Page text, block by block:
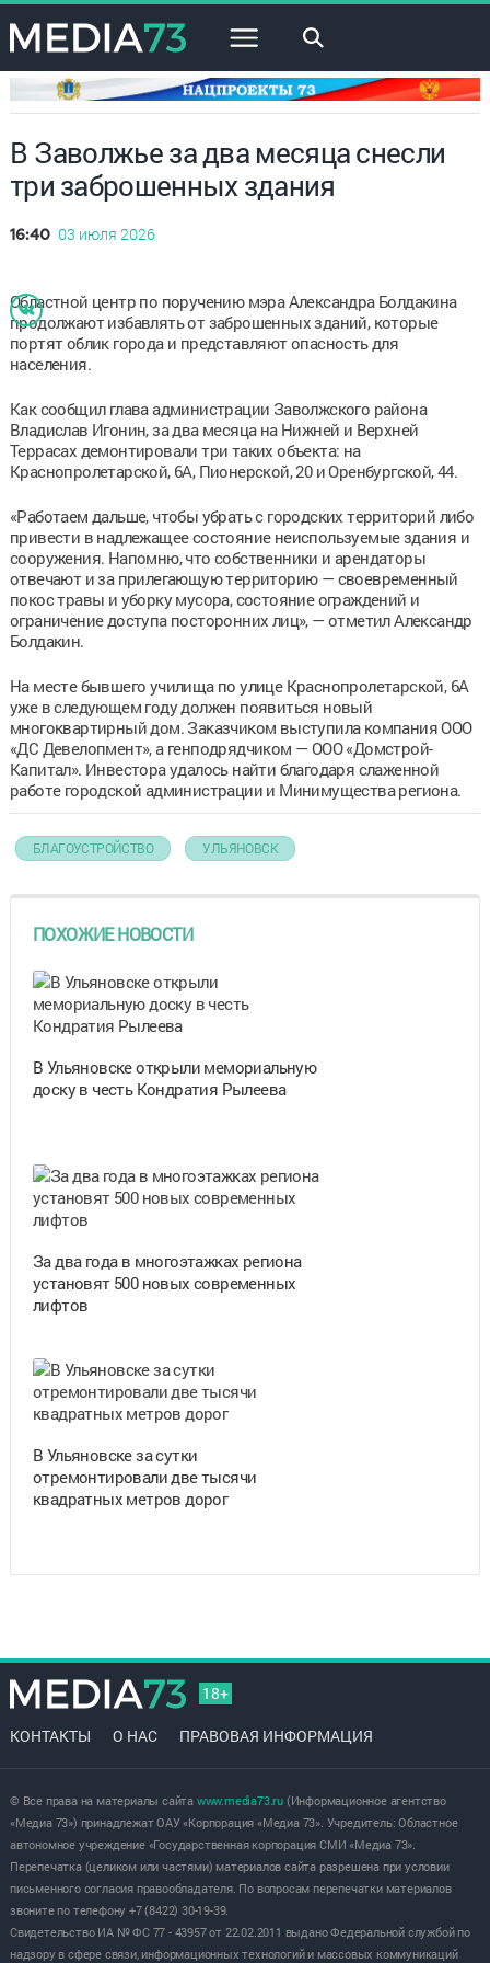
×
В Заволжье за два месяца снесли
три заброшенных здания
16:40 03 июля 2026
Областной центр по поручению мэра Александра Болдакина
продолжают избавлять от заброшенных зданий, которые
портят облик города и представляют опасность для
населения.
Как сообщил глава администрации Заволжского района
Владислав Игонин, за два месяца на Нижней и Верхней
Террасах демонтировали три таких объекта: на
Краснопролетарской, 6А, Пионерской, 20 и Оренбургской, 44.
«Работаем дальше, чтобы убрать с городских территорий либо
привести в надлежащее состояние неиспользуемые здания и
сооружения. Напомню, что собственники и арендаторы
отвечают и за прилегающую территорию — своевременный
покос травы и уборку мусора, состояние ограждений и
ограничение доступа посторонних лиц», — отметил Александр
Болдакин.
На месте бывшего училища по улице Краснопролетарской, 6А
уже в следующем году должен появиться новый
многоквартирный дом. Заказчиком выступила компания ООО
«ДС Девелопмент», а генподрядчиком — ООО «Домстрой-
Капитал». Инвестора удалось найти благодаря слаженной
работе городской администрации и Минимущества региона.
БЛАГОУСТРОЙСТВО УЛЬЯНОВСК
ПОХОЖИЕ НОВОСТИ
В Ульяновске открыли мемориальную
доску в честь Кондратия Рылеева
За два года в многоэтажках региона
установят 500 новых современных
лифтов
В Ульяновске за сутки
отремонтировали две тысячи
квадратных метров дорог
18+
КОНТАКТЫ О НАС ПРАВОВАЯ ИНФОРМАЦИЯ
© Все права на материалы сайта www.media73.ru(Информационное агентство
«Медиа 73») принадлежат ОАУ «Корпорация «Медиа 73». Учредитель: Областное
автономное учреждение «Государственная корпорация СМИ «Медиа 73».
Перепечатка (целиком или частями) материалов сайта разрешена при условии
письменного согласия правообладателя. По вопросам перепечатки материалов
звоните по телефону +7 (8422) 30-19-39.
Свидетельство ИА № ФС 77 - 43957 от 22.02.2011 выдано Федеральной службой по
надзору в сфере связи, информационных технологий и массовых коммуникаций